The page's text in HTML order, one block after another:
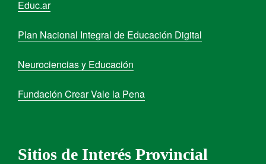
Educ.ar
Plan Nacional Integral de Educación Digital
Neurociencias y Educación
Fundación Crear Vale la Pena
Sitios de Interés Provincial